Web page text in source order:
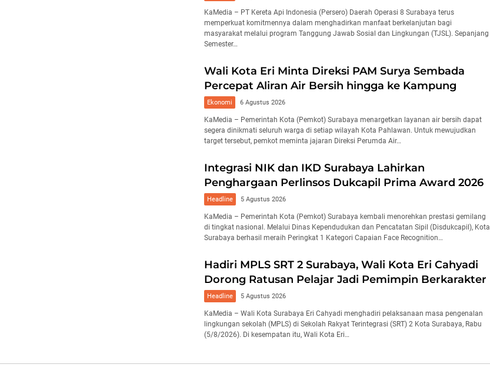
KaMedia – PT Kereta Api Indonesia (Persero) Daerah Operasi 8 Surabaya terus
memperkuat komitmennya dalam menghadirkan manfaat berkelanjutan bagi
masyarakat melalui program Tanggung Jawab Sosial dan Lingkungan (TJSL). Sepanjang
Semester…
Wali Kota Eri Minta Direksi PAM Surya Sembada
Percepat Aliran Air Bersih hingga ke Kampung
Ekonomi 6 Agustus 2026
KaMedia – Pemerintah Kota (Pemkot) Surabaya menargetkan layanan air bersih dapat
segera dinikmati seluruh warga di setiap wilayah Kota Pahlawan. Untuk mewujudkan
target tersebut, pemkot meminta jajaran Direksi Perumda Air…
Integrasi NIK dan IKD Surabaya Lahirkan
Penghargaan Perlinsos Dukcapil Prima Award 2026
Headline 5 Agustus 2026
KaMedia – Pemerintah Kota (Pemkot) Surabaya kembali menorehkan prestasi gemilang
di tingkat nasional. Melalui Dinas Kependudukan dan Pencatatan Sipil (Disdukcapil), Kota
Surabaya berhasil meraih Peringkat 1 Kategori Capaian Face Recognition…
Hadiri MPLS SRT 2 Surabaya, Wali Kota Eri Cahyadi
Dorong Ratusan Pelajar Jadi Pemimpin Berkarakter
Headline 5 Agustus 2026
KaMedia – Wali Kota Surabaya Eri Cahyadi menghadiri pelaksanaan masa pengenalan
lingkungan sekolah (MPLS) di Sekolah Rakyat Terintegrasi (SRT) 2 Kota Surabaya, Rabu
(5/8/2026). Di kesempatan itu, Wali Kota Eri…